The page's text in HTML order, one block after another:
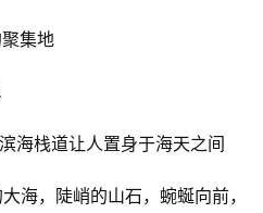
集地
海栈道让人置身于海天之间
海，陡峭的山石，蜿蜒向前，